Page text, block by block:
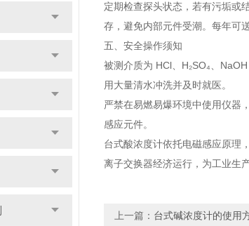
定期检查探头状态，若有污垢或
存，避免内部元件受潮。每年可
五、安全操作须知
被测介质为 HCl、H₂SO₄、
用大量清水冲洗并及时就医。
严禁在易燃易爆环境中使用仪器
感应元件。
台式酸浓度计依托电磁感应原理
离子交换器经济运行，为工业生
上一篇： 台式碱浓度计的使用